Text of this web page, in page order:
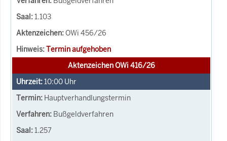
1.103
OWi 456/26
Termin aufgehoben
Aktenzeichen OWi 416/26
10:00 Uhr
Hauptverhandlungstermin
Bußgeldverfahren
1.257